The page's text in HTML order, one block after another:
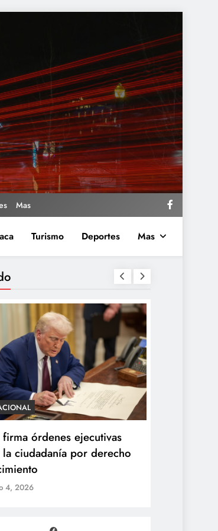
Mas
Turismo Deportes Mas
firma órdenes ejecutivas
ciudadanía por derecho
4, 2026